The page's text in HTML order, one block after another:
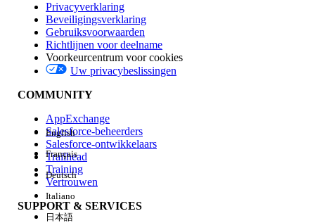
Edition
Ervaring
Privacyverklaring
Beveiligingsverklaring
Gebruiksvoorwaarden
Richtlijnen voor deelname
Voorkeurcentrum voor cookies
Uw privacybeslissingen
COMMUNITY
AppExchange
Salesforce-beheerders
Salesforce-ontwikkelaars
Trailhead
Training
Vertrouwen
SUPPORT & SERVICES
English
Français
Deutsch
Italiano
日本語